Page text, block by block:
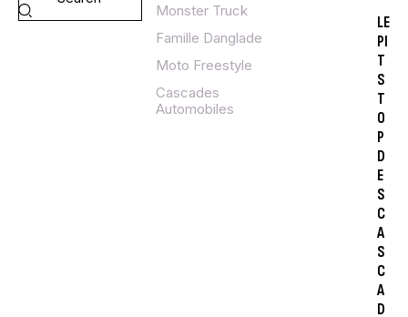
Monster Truck
Famille Danglade
Moto Freestyle
Cascades
Automobiles
LE
PI
T
S
T
O
P
D
E
S
C
A
S
C
A
D